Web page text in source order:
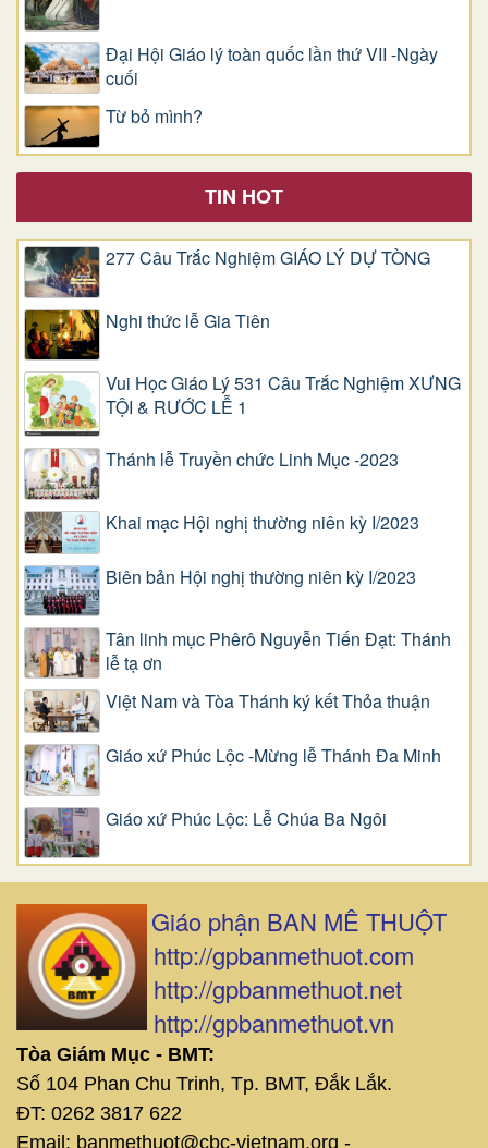
Đại Hội Giáo lý toàn quốc lần thứ VII -Ngày
cuối
Từ bỏ mình?
TIN HOT
277 Câu Trắc Nghiệm GIÁO LÝ DỰ TÒNG
Nghi thức lễ Gia Tiên
Vui Học Giáo Lý 531 Câu Trắc Nghiệm XƯNG
TỘI & RƯỚC LỄ 1
Thánh lễ Truyền chức Linh Mục -2023
Khai mạc Hội nghị thường niên kỳ I/2023
Biên bản Hội nghị thường niên kỳ I/2023
Tân linh mục Phêrô Nguyễn Tiến Đạt: Thánh
lễ tạ ơn
Việt Nam và Tòa Thánh ký kết Thỏa thuận
Giáo xứ Phúc Lộc -Mừng lễ Thánh Đa Minh
Giáo xứ Phúc Lộc: Lễ Chúa Ba Ngôi
Giáo phận BAN MÊ THUỘT
http://gpbanmethuot.com
http://gpbanmethuot.net
http://gpbanmethuot.vn
Tòa Giám Mục - BMT:
Số 104 Phan Chu Trinh, Tp. BMT, Đắk Lắk.
ĐT: 0262 3817 622
Email: banmethuot@cbc-vietnam.org -